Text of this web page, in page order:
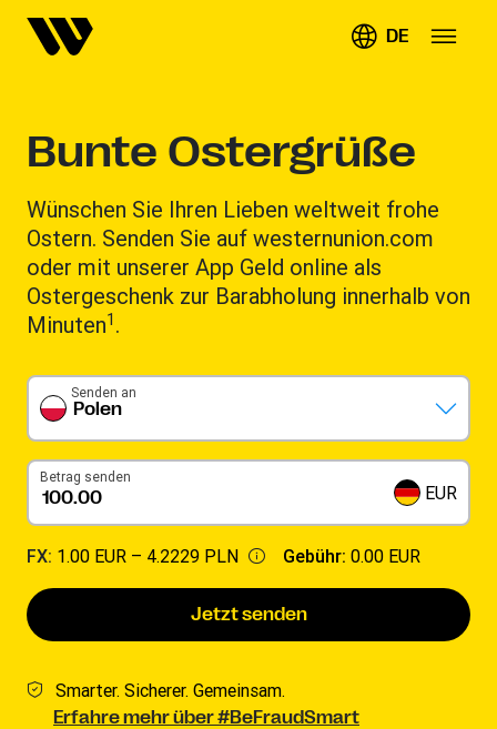
DE
Bunte Ostergrüße
Wünschen Sie Ihren Lieben weltweit frohe
Ostern. Senden Sie auf westernunion.com
oder mit unserer App Geld online als
Ostergeschenk zur Barabholung innerhalb von
Minuten1 .
Polen
Senden an
Betrag senden
EUR
FX: 1.00 EUR – 4.2229 PLN Gebühr: 0.00 EUR
Jetzt senden
Smarter. Sicherer. Gemeinsam.
Erfahre mehr über #BeFraudSmart